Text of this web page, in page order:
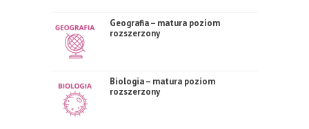
Geografia – matura poziom
rozszerzony
Biologia – matura poziom
rozszerzony